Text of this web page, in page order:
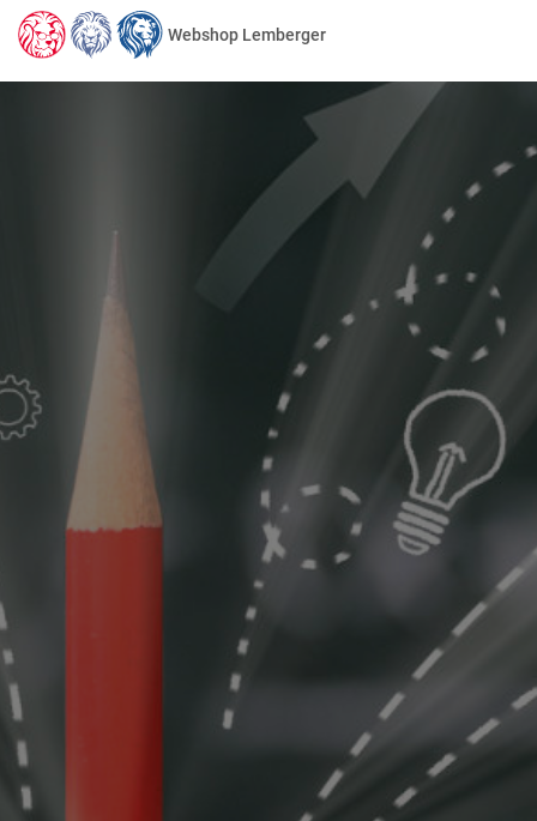
Webshop Lemberger